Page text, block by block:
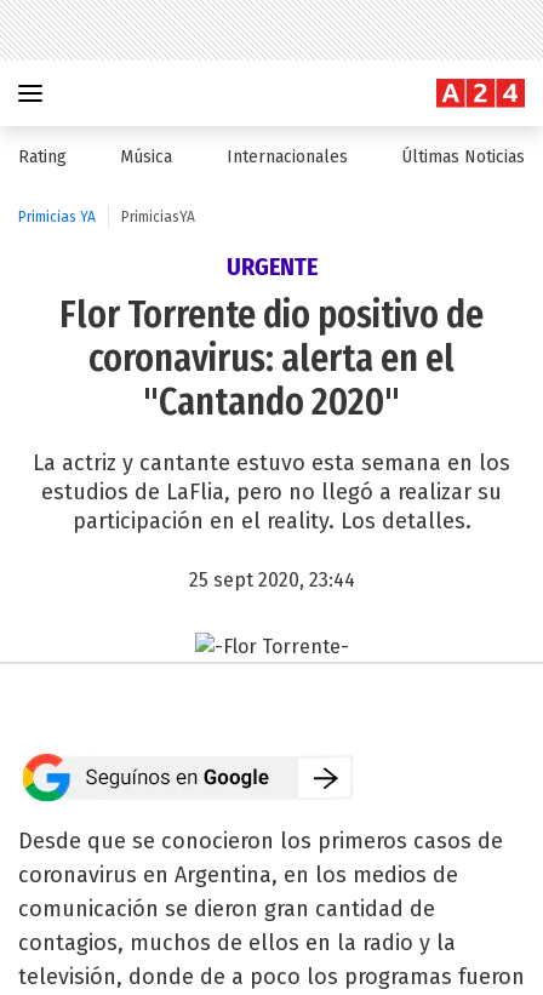
Rating Música Internacionales Últimas Noticias
Primicias YA PrimiciasYA
URGENTE
Flor Torrente dio positivo de
coronavirus: alerta en el
"Cantando 2020"
La actriz y cantante estuvo esta semana en los
estudios de LaFlia, pero no llegó a realizar su
participación en el reality. Los detalles.
25 sept 2020, 23:44
Desde que se conocieron los primeros casos de
coronavirus en Argentina, en los medios de
comunicación se dieron gran cantidad de
contagios, muchos de ellos en la radio y la
televisión, donde de a poco los programas fueron